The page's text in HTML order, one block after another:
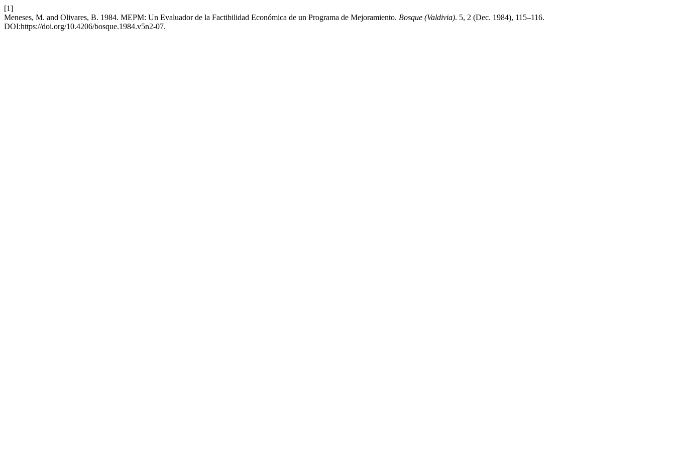
[1]
Meneses, M. and Olivares, B. 1984. MEPM: Un Evaluador de la Factibilidad Económica de un Programa de Mejoramiento. Bosque (Valdivia). 5, 2 (Dec. 1984), 115–116.
DOI:https://doi.org/10.4206/bosque.1984.v5n2-07.